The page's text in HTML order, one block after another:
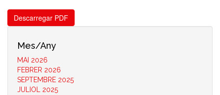
Descarregar PDF
Mes/Any
MAI 2026
FEBRER 2026
SEPTEMBRE 2025
JULIOL 2025